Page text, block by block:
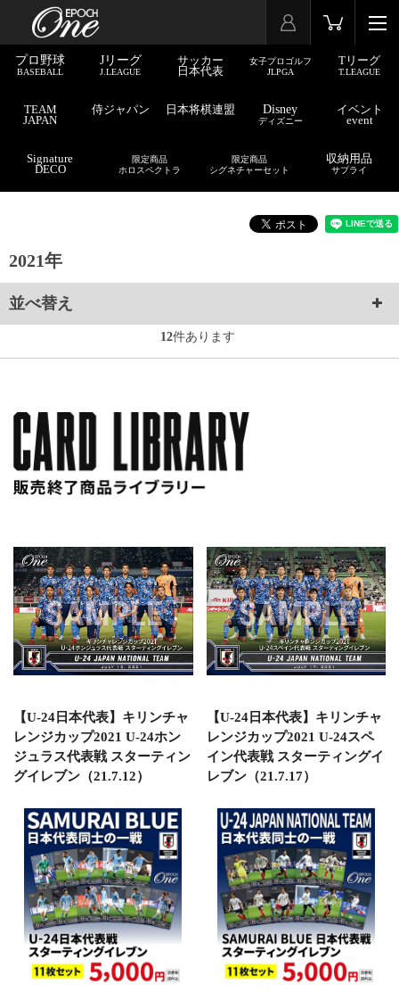
プロ野球
BASEBALL
Jリーグ
J.LEAGUE
サッカー
日本代表
女子プロゴルフ
JLPGA
Tリーグ
T.LEAGUE
TEAM
JAPAN
侍ジャパン 日本将棋連盟 Disney
ディズニー
イベント
event
Signature
DECO
限定商品
ホロスペクトラ
限定商品
シグネチャーセット
収納用品
サプライ
2021年
並べ替え
12件あります
【U-24日本代表】キリンチャ
レンジカップ2021 U-24ホン
ジュラス代表戦 スターティン
グイレブン（21.7.12）
【U-24日本代表】キリンチャ
レンジカップ2021 U-24スペ
イン代表戦 スターティングイ
レブン（21.7.17）